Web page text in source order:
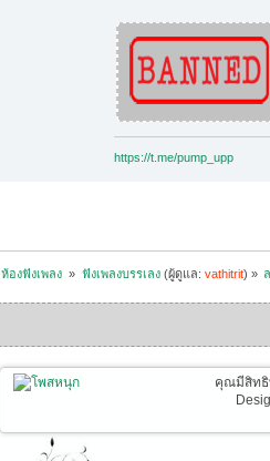
https://t.me/pump_upp
ห้องฟังเพลง » ฟังเพลงบรรเลง(ผู้ดูแล: vathitrit) »
คุณมีสิทธิ